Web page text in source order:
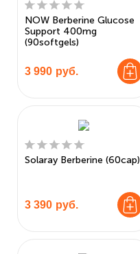
NOW Berberine Glucose
Support 400mg
(90softgels)
3 990 руб.
Solaray Berberine (60cap)
3 390 руб.